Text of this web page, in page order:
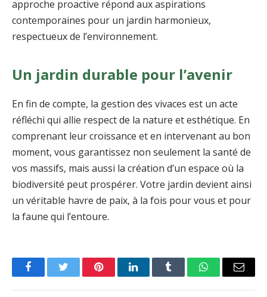
approche proactive répond aux aspirations
contemporaines pour un jardin harmonieux,
respectueux de l’environnement.
Un jardin durable pour l’avenir
En fin de compte, la gestion des vivaces est un acte
réfléchi qui allie respect de la nature et esthétique. En
comprenant leur croissance et en intervenant au bon
moment, vous garantissez non seulement la santé de
vos massifs, mais aussi la création d’un espace où la
biodiversité peut prospérer. Votre jardin devient ainsi
un véritable havre de paix, à la fois pour vous et pour
la faune qui l’entoure.
FacebookTwitter PinterestLinkedInTumblr WhatsAppEmail